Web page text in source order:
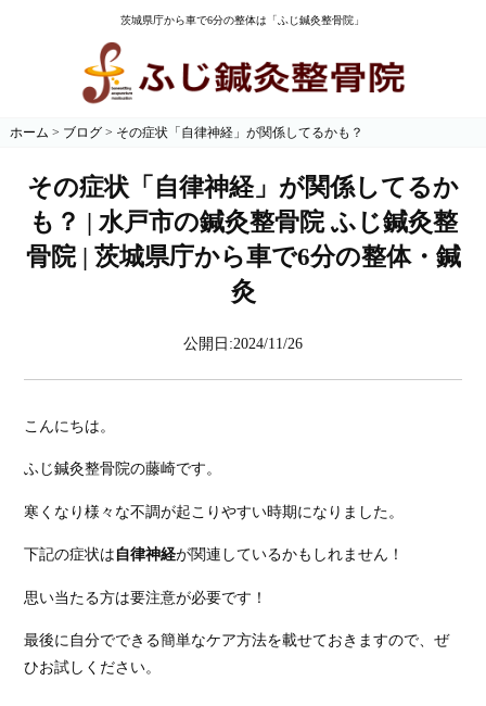
茨城県庁から車で6分の整体は「ふじ鍼灸整骨院」
ホーム > ブログ> その症状「自律神経」が関係してるかも？
その症状「自律神経」が関係してるか
も？ | 水戸市の鍼灸整骨院 ふじ鍼灸整
骨院 | 茨城県庁から車で6分の整体・鍼
灸
公開日:2024/11/26
こんにちは。
ふじ鍼灸整骨院の藤崎です。
寒くなり様々な不調が起こりやすい時期になりました。
下記の症状は自律神経が関連しているかもしれません！
思い当たる方は要注意が必要です！
最後に自分でできる簡単なケア方法を載せておきますので、ぜ
ひお試しください。